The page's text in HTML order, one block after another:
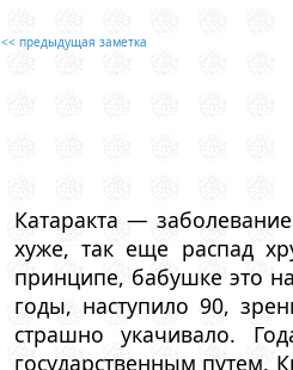
<< предыдущая заметка
Катаракта —
хуже, так еще распад
принципе, бабушке это
годы, наступило 90,
страшно укачивало.
государственным путем.